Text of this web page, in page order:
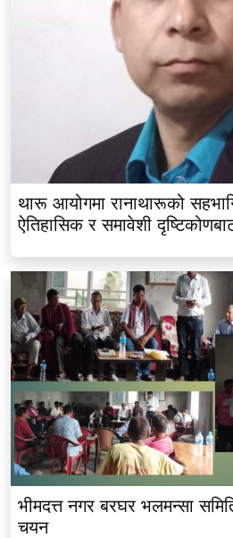
थारू आयोगमा रानाथारूको
ऐतिहासिक र समावेशी
भीमदत्त नगर बरघर भलमन्सा
चयन